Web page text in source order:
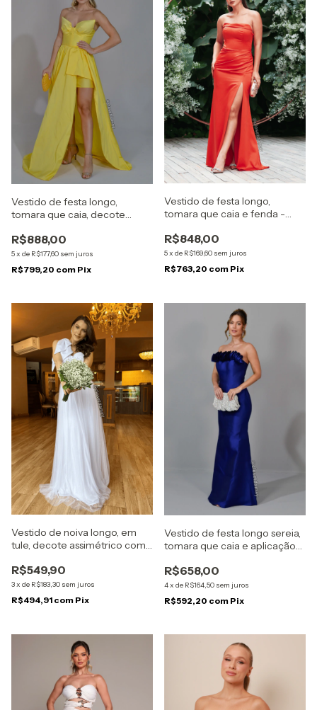
Vestido de festa longo,
tomara que caia, decote
fenda - Amarelo
R$888,00
5x de R$177,60 sem juros
R$799,20 com Pix
Vestido de festa longo,
tomara que caia e fenda -
R$848,00
5x de R$169,60 sem juros
R$763,20 com Pix
Vestido de noiva longo, em
tule, decote assimétrico com
R$549,90
3x de R$183,30 sem juros
R$494,91 com Pix
Vestido de festa longo sereia,
tomara que caia e aplicação
R$658,00
4x de R$164,50 sem juros
R$592,20 com Pix